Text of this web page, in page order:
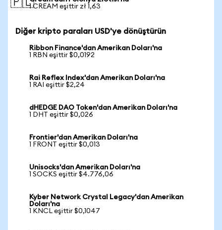
🇵🇱1 CREAM eşittir zł 1,63
Diğer kripto paraları USD'ye dönüştürün
Ribbon Finance'dan Amerikan Doları'na
1 RBN eşittir $0,0192
Rai Reflex Index'dan Amerikan Doları'na
1 RAI eşittir $2,24
dHEDGE DAO Token'dan Amerikan Doları'na
1 DHT eşittir $0,026
Frontier'dan Amerikan Doları'na
1 FRONT eşittir $0,013
Unisocks'dan Amerikan Doları'na
1 SOCKS eşittir $4.776,06
Kyber Network Crystal Legacy'dan Amerikan
Doları'na
1 KNCL eşittir $0,1047